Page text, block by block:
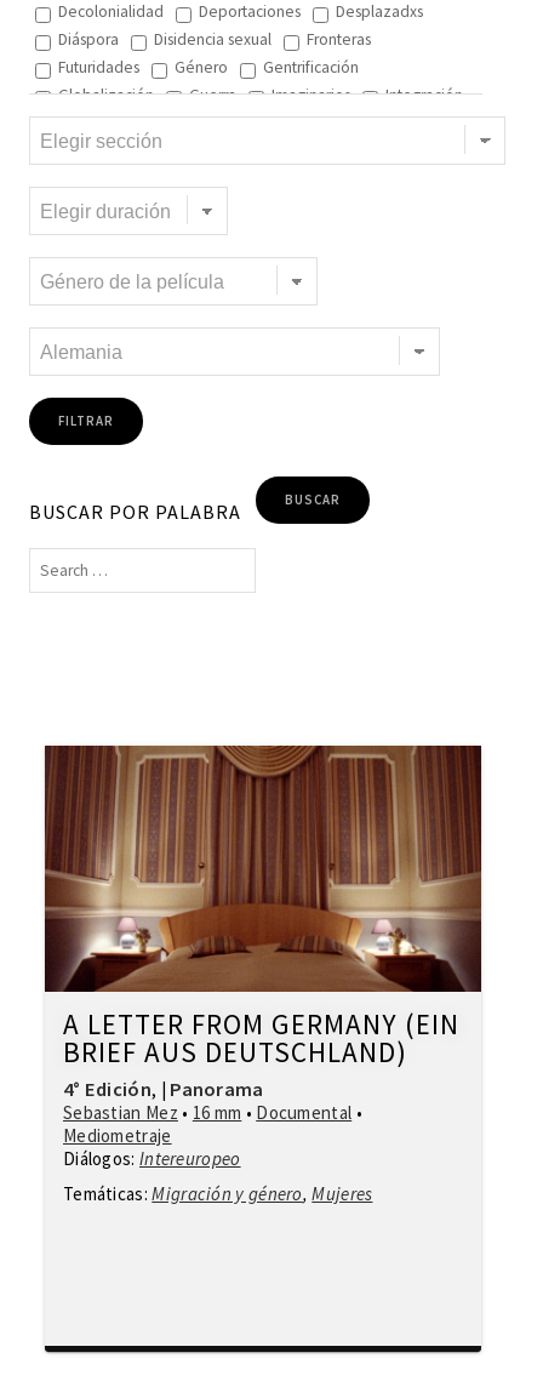
Decolonialidad
Deportaciones
Desplazadxs
Diáspora
Disidencia sexual
Fronteras
Futuridades
Género
Gentrificación
Globalización
Guerra Imaginarios
Integración
Interculturalidad
Interculturalidad en el arte
Interculturalidad en la música
Migración y DD.HH
Migración y globalización
Migración y Pueblos originarios
Migración y recursos naturales
Migración y salud
Movimiento
Niñez
Otredad
Pueblos Originarios
Racialidad
Refugiadxs y solicitantes de asilo
BUSCAR POR PALABRA
A LETTER FROM GERMANY (EIN
BRIEF AUS DEUTSCHLAND)
4° Edición, | Panorama
Sebastian Mez • 16 mm • Documental •
Mediometraje
Diálogos: Intereuropeo
Temáticas: Migración y género,Mujeres